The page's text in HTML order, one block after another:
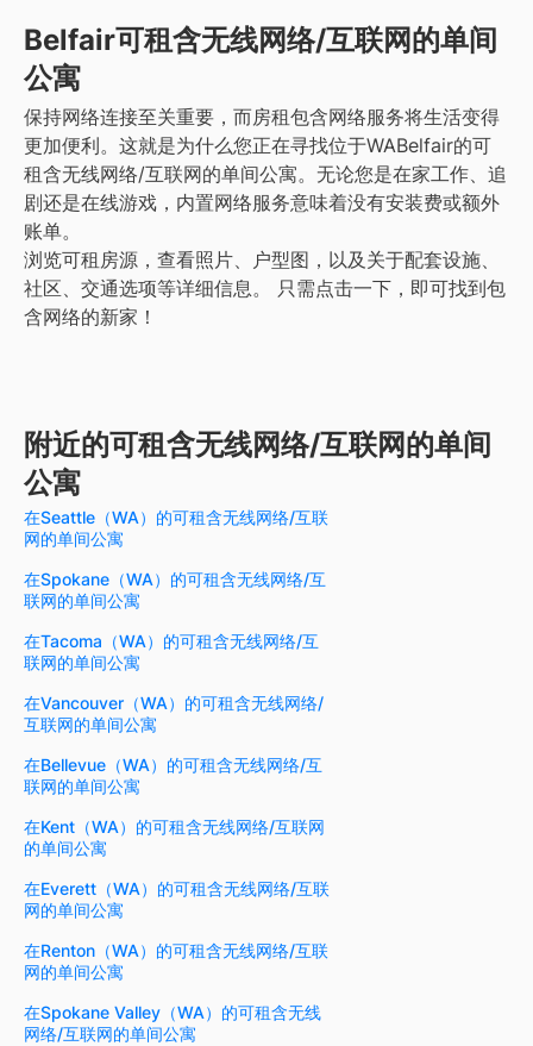
Belfair可租含无线网络/互联网的单间
公寓
保持网络连接至关重要，而房租包含网络服务将生活变得
更加便利。这就是为什么您正在寻找位于WABelfair的可
租含无线网络/互联网的单间公寓。无论您是在家工作、追
剧还是在线游戏，内置网络服务意味着没有安装费或额外
账单。
浏览可租房源，查看照片、户型图，以及关于配套设施、
社区、交通选项等详细信息。
只需点击一下，即可找到包
含网络的新家！
附近的可租含无线网络/互联网的单间
公寓
在Seattle（WA）的可租含无线网络/互联
网的单间公寓
在Spokane（WA）的可租含无线网络/互
联网的单间公寓
在Tacoma（WA）的可租含无线网络/互
联网的单间公寓
在Vancouver（WA）的可租含无线网络/
互联网的单间公寓
在Bellevue（WA）的可租含无线网络/互
联网的单间公寓
在Kent（WA）的可租含无线网络/互联网
的单间公寓
在Everett（WA）的可租含无线网络/互联
网的单间公寓
在Renton（WA）的可租含无线网络/互联
网的单间公寓
在Spokane Valley（WA）的可租含无线
网络/互联网的单间公寓